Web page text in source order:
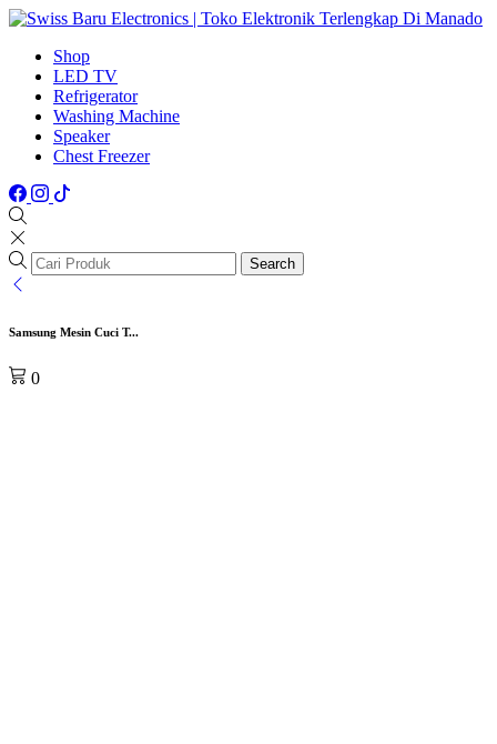
Shop
LED TV
Refrigerator
Washing Machine
Speaker
Chest Freezer
Search
Samsung Mesin Cuci T...
0